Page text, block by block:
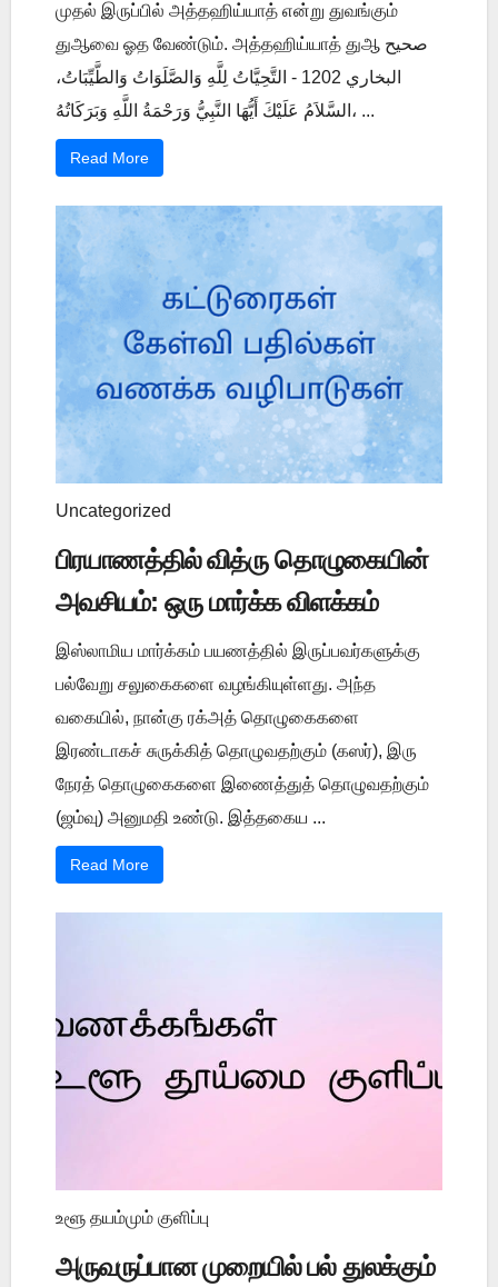
முதல் இருப்பில் அத்தஹிய்யாத் என்று துவங்கும்
துஆவை ஓத வேண்டும். அத்தஹிய்யாத் துஆ صحيح
البخاري 1202 - التَّحِيَّاتُ لِلَّهِ وَالصَّلَوَاتُ وَالطَّيِّبَاتُ،
السَّلاَمُ عَلَيْكَ أَيُّهَا النَّبِيُّ وَرَحْمَةُ اللَّهِ وَبَرَكَاتُهُ، ...
Read More
Uncategorized
பிரயாணத்தில் வித்ரு தொழுகையின்
அவசியம்: ஒரு மார்க்க விளக்கம்
இஸ்லாமிய மார்க்கம் பயணத்தில் இருப்பவர்களுக்கு
பல்வேறு சலுகைகளை வழங்கியுள்ளது. அந்த
வகையில், நான்கு ரக்அத் தொழுகைகளை
இரண்டாகச் சுருக்கித் தொழுவதற்கும் (கஸர்), இரு
நேரத் தொழுகைகளை இணைத்துத் தொழுவதற்கும்
(ஜம்வு) அனுமதி உண்டு. இத்தகைய ...
Read More
உளூ தயம்மும் குளிப்பு
அருவருப்பான முறையில் பல் துலக்கும்